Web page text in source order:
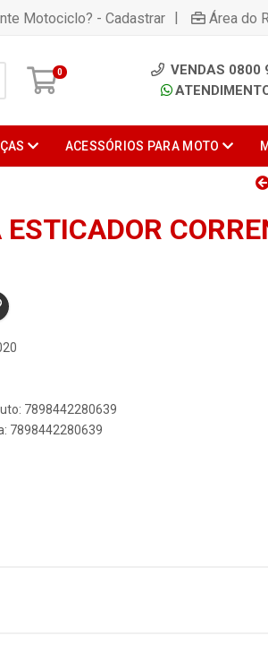
Motociclo? - Cadastrar | Área do
0
VENDAS 0800
ACESSÓRIOS PARA MOTO
7898442280639
7898442280639